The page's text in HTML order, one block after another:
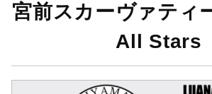
宮前スカーヴァティ
All Stars